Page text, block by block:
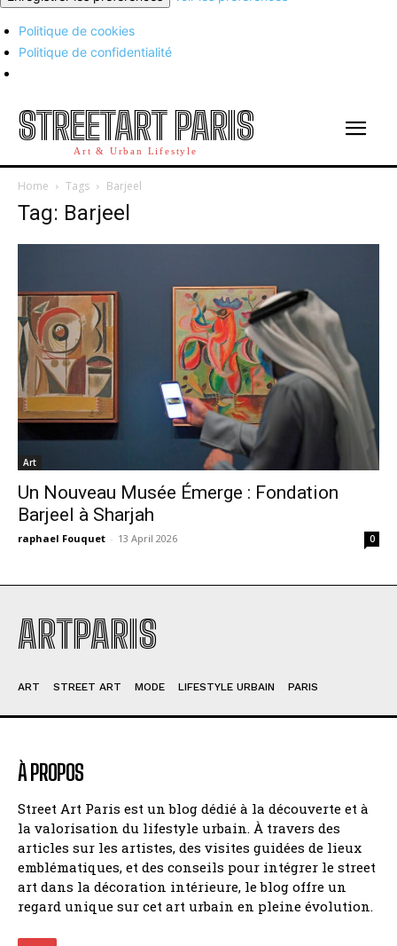
Politique de cookies
Politique de confidentialité
STREETART PARIS
Art & Urban Lifestyle
Home Tags Barjeel
Tag: Barjeel
Art
Un Nouveau Musée Émerge : Fondation
Barjeel à Sharjah
raphael Fouquet - 13 April 2026 0
ARTPARIS
ART STREET ART MODE LIFESTYLE URBAIN PARIS
À PROPOS
Street Art Paris est un blog dédié à la découverte et à
la valorisation du lifestyle urbain. À travers des
articles sur les artistes, des visites guidées de lieux
emblématiques, et des conseils pour intégrer le street
art dans la décoration intérieure, le blog offre un
regard unique sur cet art urbain en pleine évolution.